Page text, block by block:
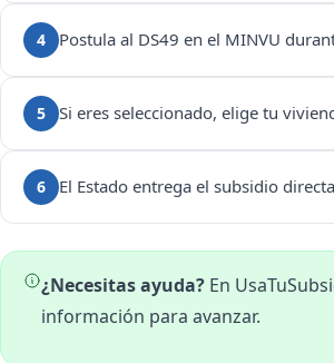
4 Postula al DS49 en el MINVU
5 Si eres seleccionado, elige tu
6 El Estado entrega el subsidio
¿Necesitas ayuda?En
información para avanzar.